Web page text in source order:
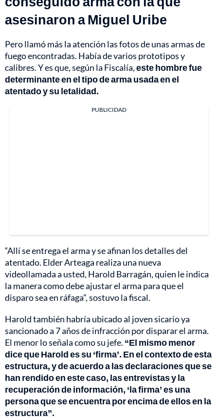
asesinaron a Miguel Uribe
Pero llamó más la atención las fotos de unas armas de
fuego encontradas. Había de varios prototipos y
calibres. Y es que, según la Fiscalía,este hombre fue
determinante en el tipo de arma usada en el
atentado y su letalidad.
PUBLICIDAD
“Allí se entrega el arma y se afinan los detalles del
atentado. Elder Arteaga realiza una nueva
videollamada a usted, Harold Barragán, quien le indica
la manera como debe ajustar el arma para que el
disparo sea en ráfaga”, sostuvo la fiscal.
Harold también habría ubicado al joven sicario ya
sancionado a 7 años de infracción por disparar el arma.
El menor lo señala como su jefe. “El mismo menor
dice que Harold es su ‘firma’. En el contexto de esta
estructura, y de acuerdo a las declaraciones que se
han rendido en este caso, las entrevistas y la
recuperación de información, ‘la firma’ es una
persona que se encuentra por encima de ellos en la
estructura”.